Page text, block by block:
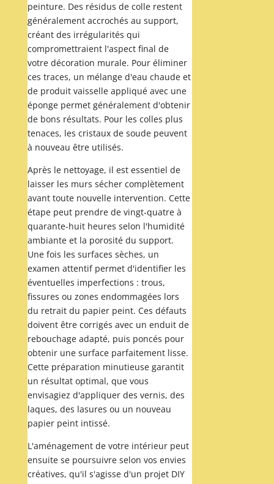
peinture. Des résidus de colle restent
généralement accrochés au support,
créant des irrégularités qui
compromettraient l'aspect final de
votre décoration murale. Pour éliminer
ces traces, un mélange d'eau chaude et
de produit vaisselle appliqué avec une
éponge permet généralement d'obtenir
de bons résultats. Pour les colles plus
tenaces, les cristaux de soude peuvent
à nouveau être utilisés.
Après le nettoyage, il est essentiel de
laisser les murs sécher complètement
avant toute nouvelle intervention. Cette
étape peut prendre de vingt-quatre à
quarante-huit heures selon l'humidité
ambiante et la porosité du support.
Une fois les surfaces sèches, un
examen attentif permet d'identifier les
éventuelles imperfections : trous,
fissures ou zones endommagées lors
du retrait du papier peint. Ces défauts
doivent être corrigés avec un enduit de
rebouchage adapté, puis poncés pour
obtenir une surface parfaitement lisse.
Cette préparation minutieuse garantit
un résultat optimal, que vous
envisagiez d'appliquer des vernis, des
laques, des lasures ou un nouveau
papier peint intissé.
L'aménagement de votre intérieur peut
ensuite se poursuivre selon vos envies
créatives, qu'il s'agisse d'un projet DIY